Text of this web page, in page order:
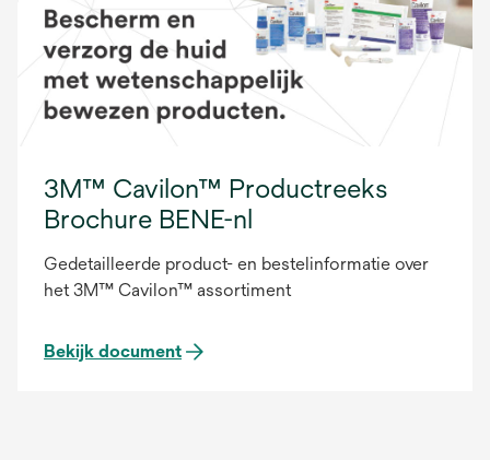
3M™ Cavilon™ Productreeks
Brochure BENE-nl
Gedetailleerde product- en bestelinformatie over
het 3M™ Cavilon™ assortiment
Bekijk document